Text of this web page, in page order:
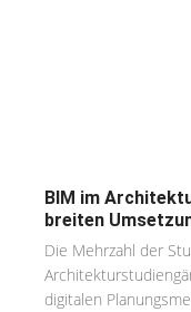
BIM im
breiten
Die Mehrzahl der
digitalen